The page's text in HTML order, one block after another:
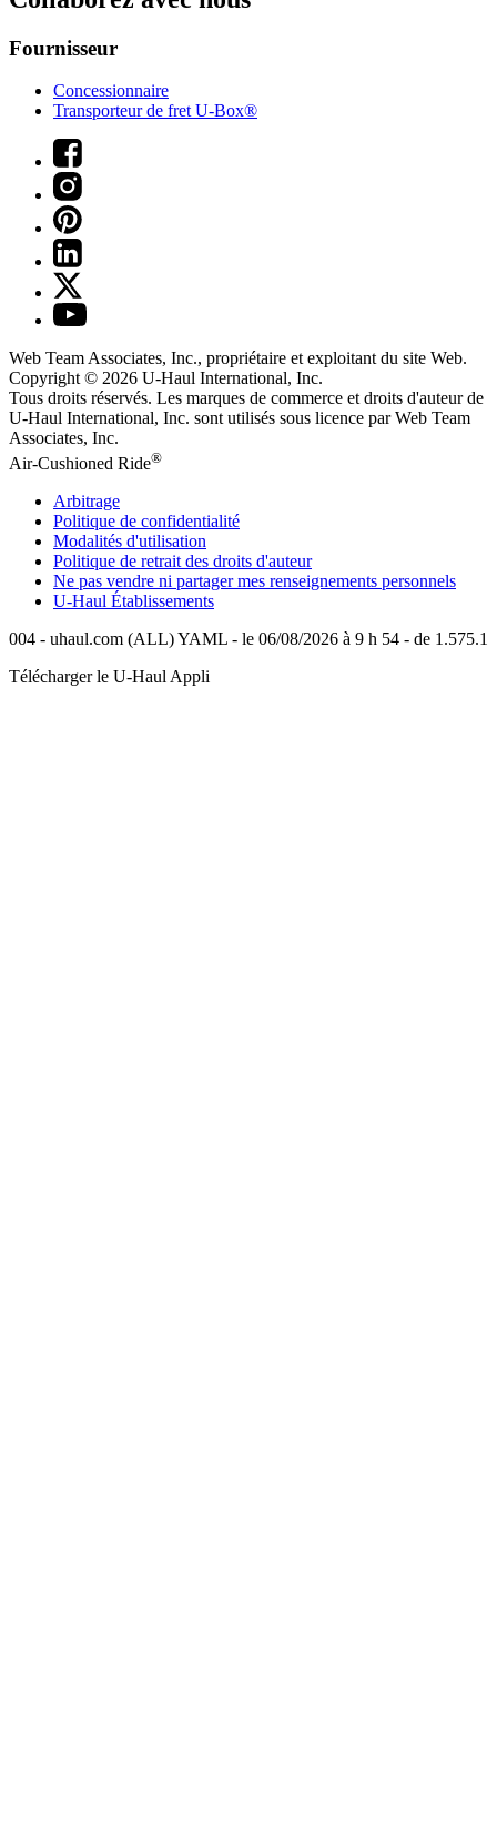
Fournisseur
Concessionnaire
Transporteur de fret U-Box®
Web Team Associates, Inc., propriétaire et exploitant du site Web.
Copyright © 2026 U-Haul International, Inc.
Tous droits réservés. Les marques de commerce et droits d'auteur de
U-Haul International, Inc. sont utilisés sous licence par Web Team
Associates, Inc.
Air-Cushioned Ride®
Arbitrage
Politique de confidentialité
Modalités d'utilisation
Politique de retrait des droits d'auteur
Ne pas vendre ni partager mes renseignements personnels
U-Haul Établissements
004 - uhaul.com (ALL) YAML - le 06/08/2026 à 9 h 54 - de 1.575.1
Télécharger le U-Haul Appli